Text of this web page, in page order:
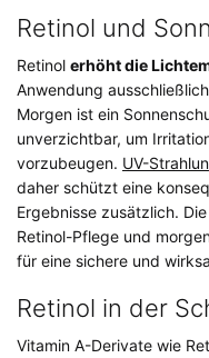
Retinol und
Retinol erhöht die
Anwendung
Morgen ist ein
unverzichtbar, um
vorzubeugen. UV-
daher schützt eine
Ergebnisse zusätzlich.
Retinol-Pflege und
für eine sichere und
Retinol in der
Vitamin A-Derivate wie